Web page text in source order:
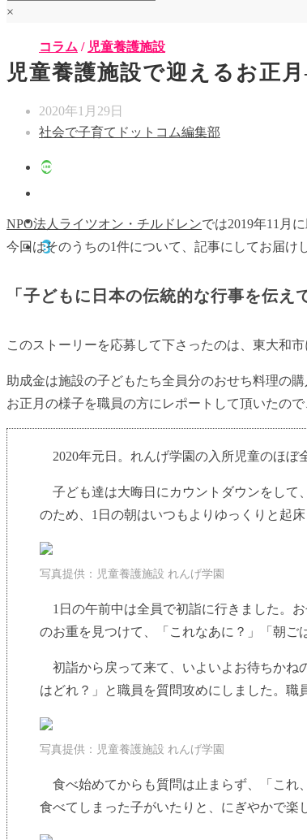
×
コラム / 児童養護施設
児童養護施設で迎えるお正
2020年1月29日
社会で子育てドットコム編集部
NPO法人ライツオン・チルドレンでは2019年11月
今回はそのうちの1件について、記事にしてお届け
「子どもに日本の伝統的な行事を伝
このストーリーを応募して下さったのは、東大和市
助成金は施設の子どもたち全員分のおせち料理の購
お正月の様子を職員の方にレポートして頂いたの
2020年元日。れんげ学園の入所児童のほぼ
子ども達は大晦日にカウントダウンをして
のため、1日の朝はいつもよりゆっくりと起床
写真提供：児童養護施設 れんげ学園
1日の午前中は全員で初詣に行きました。
のお重を見つけて、「これなあに？」「朝ご
初詣から戻って来て、いよいよお待ちかね
はどれ？」と職員を質問攻めにしました。職
写真提供：児童養護施設 れんげ学園
食べ始めてからも質問は止まらず、「これ
食べてしまった子がいたりと、にぎやかで楽